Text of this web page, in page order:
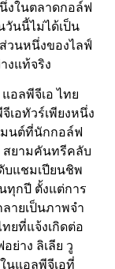
งในตลาดกอล์ฟ
วันนี้ไม่ได้เป็น
วนหนึ่งของไลฟ์
งแท้จริง
อลพีจีเอ ไทย
เอทัวร์เพียงหนึ่ง
มนต์ที่นักกอล์ฟ
ยามคันทรีคลับ
บแชมเปียนชิพ
ทุกปี ตั้งแต่การ
ายเป็นภาพจำ
ยที่แจ้งเกิดต่อ
าง ลิเลีย วู
นแอลพีจีเอที่